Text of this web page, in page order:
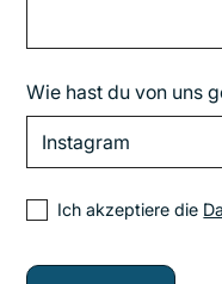
Wie hast du von uns
Ich akzeptiere die